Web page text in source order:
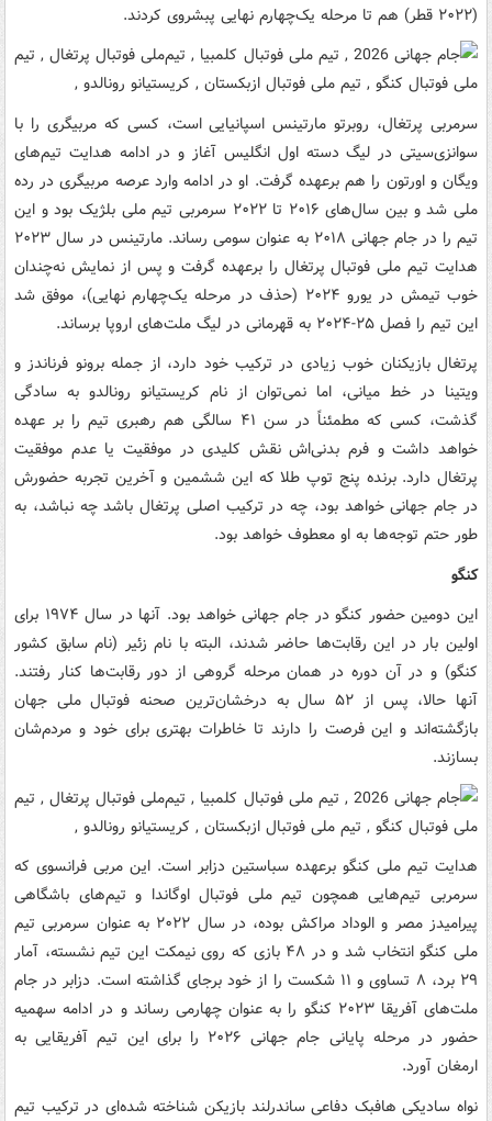
(۲۰۲۲ قطر) هم تا مرحله یک‌چهارم نهایی پبشروی کردند.
سرمربی پرتغال، روبرتو مارتینس اسپانیایی است، کسی که مربیگری را با
سوانزی‌سیتی در لیگ دسته اول انگلیس آغاز و در ادامه هدایت تیم‌های
ویگان و اورتون را هم برعهده گرفت. او در ادامه وارد عرصه مربیگری در رده
ملی شد و بین سال‌های ۲۰۱۶ تا ۲۰۲۲ سرمربی تیم ملی بلژیک بود و این
تیم را در جام جهانی ۲۰۱۸ به عنوان سومی رساند. مارتینس در سال ۲۰۲۳
هدایت تیم ملی فوتبال پرتغال را برعهده گرفت و پس از نمایش نه‌چندان
خوب تیمش در یورو ۲۰۲۴ (حذف در مرحله یک‌چهارم نهایی)، موفق شد
این تیم را فصل ۲۵-۲۰۲۴ به قهرمانی در لیگ ملت‌های اروپا برساند.
پرتغال بازیکنان خوب زیادی در ترکیب خود دارد، از جمله برونو فرناندز و
ویتینا در خط میانی، اما نمی‌توان از نام کریستیانو رونالدو به سادگی
گذشت، کسی که مطمئناً در سن ۴۱ سالگی هم رهبری تیم را بر عهده
خواهد داشت و فرم بدنی‌اش نقش کلیدی در موفقیت یا عدم موفقیت
پرتغال دارد. برنده پنج توپ طلا که این ششمین و آخرین تجربه حضورش
در جام جهانی خواهد بود، چه در ترکیب اصلی پرتغال باشد چه نباشد، به
طور حتم توجه‌ها به او معطوف خواهد بود.
کنگو
این دومین حضور کنگو در جام جهانی خواهد بود. آنها در سال ۱۹۷۴ برای
اولین بار در این رقابت‌ها حاضر شدند، البته با نام زئیر (نام سابق کشور
کنگو) و در آن دوره در همان مرحله گروهی از دور رقابت‌ها کنار رفتند.
آنها حالا، پس از ۵۲ سال به درخشان‌ترین صحنه فوتبال ملی جهان
بازگشته‌اند و این فرصت را دارند تا خاطرات بهتری برای خود و مردم‌شان
بسازند.
هدایت تیم ملی کنگو برعهده سباستین دزابر است. این مربی فرانسوی که
سرمربی تیم‌هایی همچون تیم ملی فوتبال اوگاندا و تیم‌های باشگاهی
پیرامیدز مصر و الوداد مراکش بوده، در سال ۲۰۲۲ به عنوان سرمربی تیم
ملی کنگو انتخاب شد و در ۴۸ بازی که روی نیمکت این تیم نشسته، آمار
۲۹ برد، ۸ تساوی و ۱۱ شکست را از خود برجای گذاشته است. دزابر در جام
ملت‌های آفریقا ۲۰۲۳ کنگو را به عنوان چهارمی رساند و در ادامه سهمیه
حضور در مرحله پایانی جام جهانی ۲۰۲۶ را برای این تیم آفریقایی به
ارمغان آورد.
نواه سادیکی هافبک دفاعی ساندرلند بازیکن شناخته شده‌ای در ترکیب تیم